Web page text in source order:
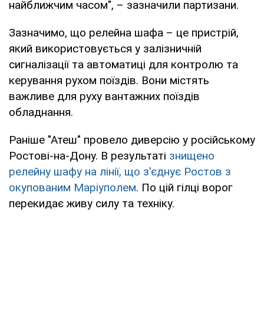
найближчим часом", – зазначили партизани.
Зазначимо, що релейна шафа – це пристрій,
який використовується у залізничній
сигналізації та автоматиці для контролю та
керування рухом поїздів. Вони містять
важливе для руху вантажних поїздів
обладнання.
Раніше "Атеш" провело диверсію у російському
Ростові-на-Дону. В результаті знищено
релейну шафу на лінії, що з'єднує Ростов з
окупованим Маріуполем. По цій гілці ворог
перекидає живу силу та техніку.